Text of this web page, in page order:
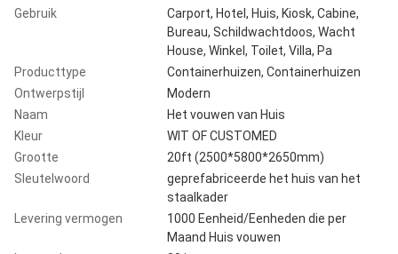
Gebruik
Carport, Hotel, Huis, Kiosk, Cabine,
Bureau, Schildwachtdoos, Wacht
House, Winkel, Toilet, Villa, Pa
Producttype
Containerhuizen, Containerhuizen
Ontwerpstijl
Modern
Naam
Het vouwen van Huis
Kleur
WIT OF CUSTOMED
Grootte
20ft (2500*5800*2650mm)
Sleutelwoord
geprefabriceerde het huis van het
staalkader
Levering vermogen
1000 Eenheid/Eenheden die per
Maand Huis vouwen